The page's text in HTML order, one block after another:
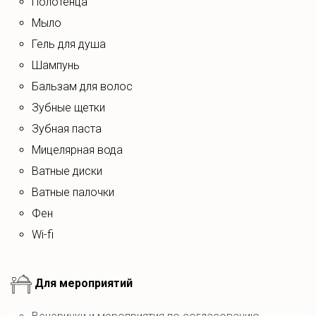
ароматными вениками.
Для любителей приключений на свежем воздухе есть
разведение костра и приготовление барбекю.
С питомцами можно по согласованию, после
обсуждения правил их содержания и поведения в доме
и на территории.
мыло
гель для душа
шампунь
бальзам для волос
зубные щетки
зубная паста
мицелярная вода
ватные диски
ватные палочки
фен
wi-fi
Для мероприятий